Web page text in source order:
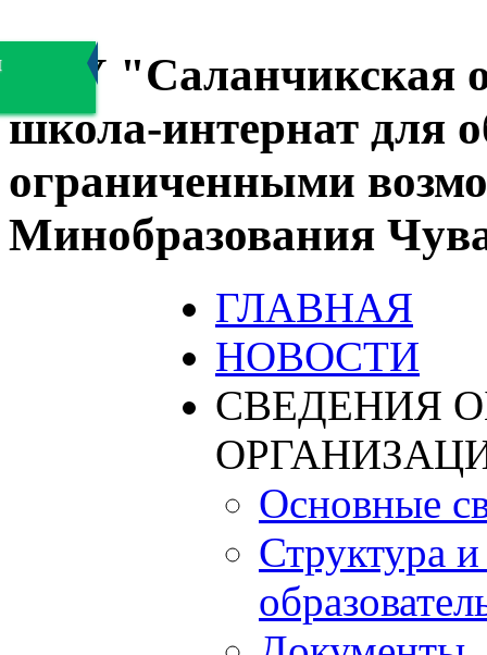
БОУ "Саланчикская
школа-интернат для
ограниченными
Минобразования
ГЛАВНАЯ
НОВОСТИ
СВЕДЕНИЯ
Основные
Структура